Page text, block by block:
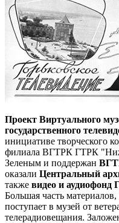
Проект Виртуального
государственного
инициативе творческого
филиала ВГТРК ГТРК
Зеленым и поддержан
оказали Центральный
также видео и
Большая часть
поступает в музей от
телерадиовещания.